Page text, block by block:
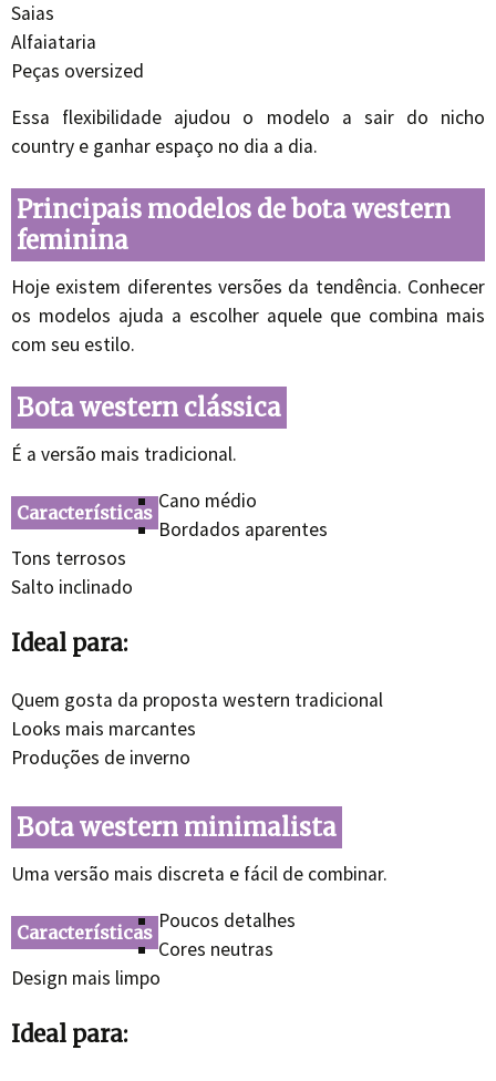
Saias
Alfaiataria
Peças oversized
Essa flexibilidade ajudou o modelo a sair do nicho
country e ganhar espaço no dia a dia.
Principais modelos de bota western
feminina
Hoje existem diferentes versões da tendência. Conhecer
os modelos ajuda a escolher aquele que combina mais
com seu estilo.
Bota western clássica
É a versão mais tradicional.
Características Cano médio
Bordados aparentes
Tons terrosos
Salto inclinado
Ideal para:
Quem gosta da proposta western tradicional
Looks mais marcantes
Produções de inverno
Bota western minimalista
Uma versão mais discreta e fácil de combinar.
Características Poucos detalhes
Cores neutras
Design mais limpo
Ideal para: